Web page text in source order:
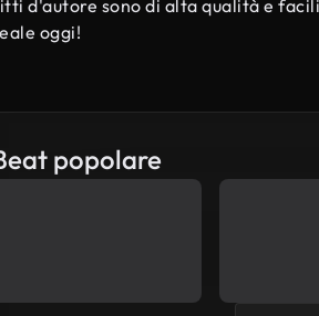
d'autore sono di alta qualità e
oggi!
popolare